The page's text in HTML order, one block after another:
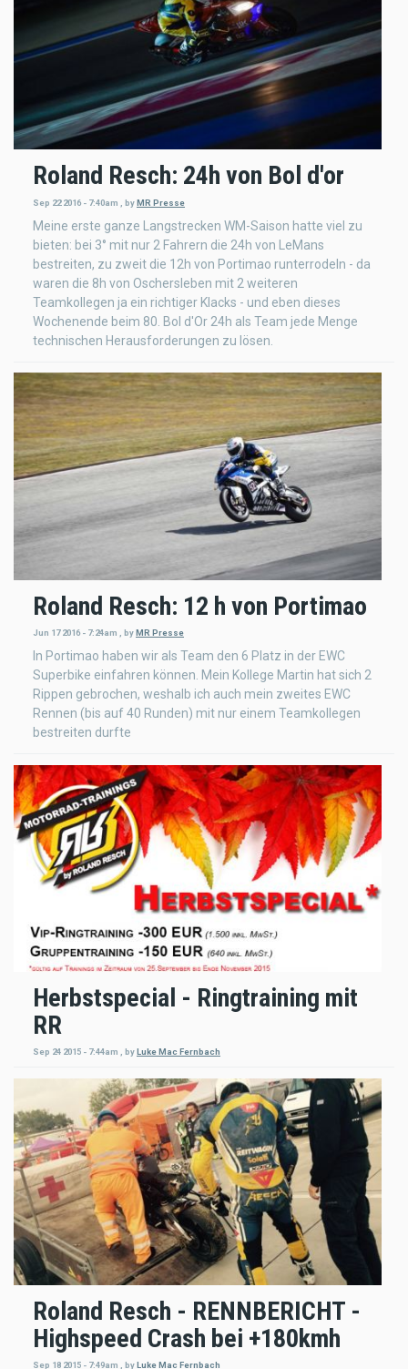
Roland Resch: 24h von Bol d'or
Sep 22 2016 - 7:40am byMR Presse
Meine erste ganze Langstrecken WM-Saison hatte viel zu
bieten: bei 3° mit nur 2 Fahrern die 24h von LeMans
bestreiten, zu zweit die 12h von Portimao runterrodeln - da
waren die 8h von Oschersleben mit 2 weiteren
Teamkollegen ja ein richtiger Klacks - und eben dieses
Wochenende beim 80. Bol d'Or 24h als Team jede Menge
technischen Herausforderungen zu lösen.
Roland Resch: 12 h von Portimao
Jun 17 2016 - 7:24am byMR Presse
In Portimao haben wir als Team den 6 Platz in der EWC
Superbike einfahren können. Mein Kollege Martin hat sich 2
Rippen gebrochen, weshalb ich auch mein zweites EWC
Rennen (bis auf 40 Runden) mit nur einem Teamkollegen
bestreiten durfte
Herbstspecial - Ringtraining mit
RR
Sep 24 2015 - 7:44am byLuke Mac Fernbach
Roland Resch - RENNBERICHT -
Highspeed Crash bei +180kmh
Sep 18 2015 - 7:49am , byLuke Mac Fernbach